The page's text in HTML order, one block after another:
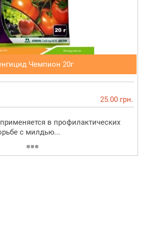
Чемпион 20г
25.00 грн.
в профилактических
с милдью...